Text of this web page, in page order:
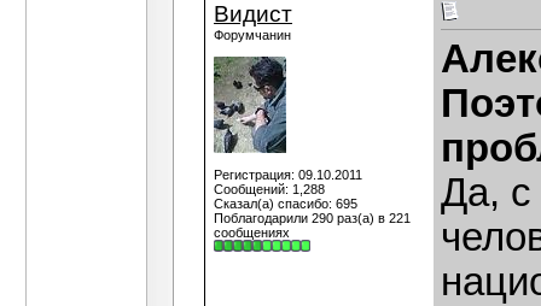
Видист
Форумчанин
Регистрация: 09.10.2011
Сообщений: 1,288
Сказал(а) спасибо: 695
Поблагодарили 290 раз(а) в 221
сообщениях
Да, с